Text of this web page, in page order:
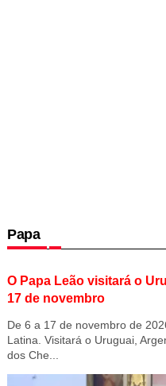
Papa
O Papa Leão visitará o
17 de novembro
De 6 a 17 de novembro de
Latina. Visitará o Uruguai,
dos Che...